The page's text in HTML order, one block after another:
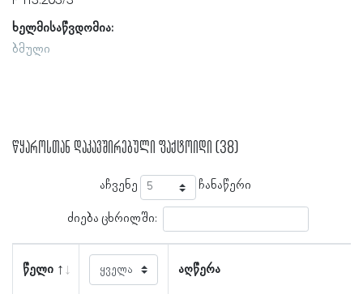
ხელმისაწვდომია:
ბმული
წყაროსთან დაკავშირებული ფაქტოიდი (38)
აჩვენე ჩანაწერი
ძიება ცხრილში:
წელი აღწერა